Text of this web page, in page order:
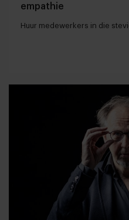
empathie
Huur medewerkers in die